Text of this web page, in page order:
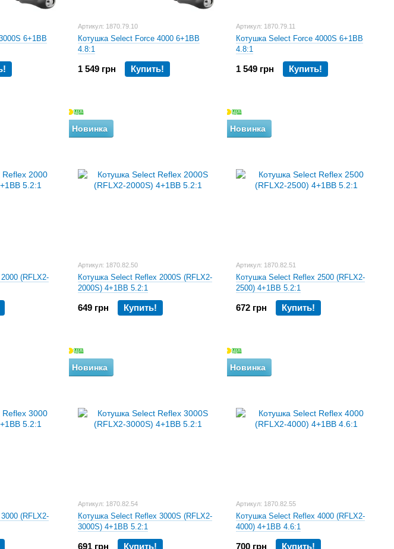
6+1BB
Артикул: 1870.79.10
Котушка Select Force 4000 6+1BB
4.8:1
1 549 грн Купить!
Артикул: 1870.79.11
Котушка Select Force 4000S 6+1BB
4.8:1
1 549 грн Купить!
(RFLX2-
Новинка
Артикул: 1870.82.50
Котушка Select Reflex 2000S (RFLX2-
2000S) 4+1BB 5.2:1
649 грн Купить!
Новинка
Артикул: 1870.82.51
Котушка Select Reflex 2500 (RFLX2-
2500) 4+1BB 5.2:1
672 грн Купить!
(RFLX2-
Новинка
Артикул: 1870.82.54
Котушка Select Reflex 3000S (RFLX2-
3000S) 4+1BB 5.2:1
691 грн Купить!
Новинка
Артикул: 1870.82.55
Котушка Select Reflex 4000 (RFLX2-
4000) 4+1BB 4.6:1
700 грн Купить!